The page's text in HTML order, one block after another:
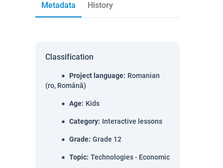
Metadata History
Classification
Project language: Romanian
(ro, Română)
Age: Kids
Category: Interactive lessons
Grade: Grade 12
Topic: Technologies - Economic